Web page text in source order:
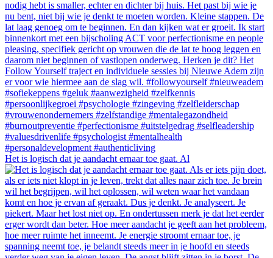
Het is logisch dat je aandacht ernaar toe gaat. Al